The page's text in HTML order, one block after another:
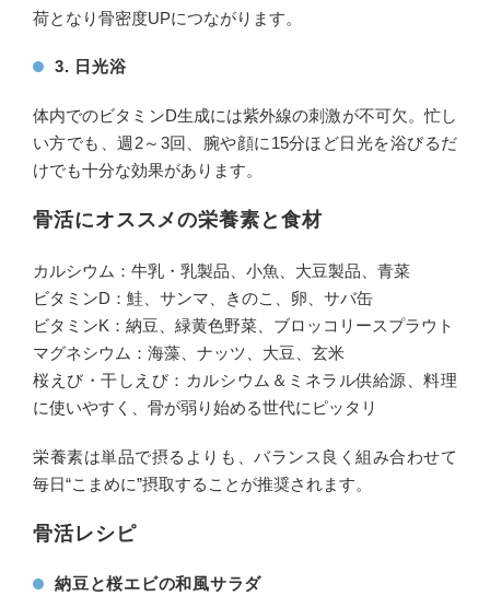
荷となり骨密度UPにつながります。
3. 日光浴
体内でのビタミンD生成には紫外線の刺激が不可欠。忙し
い方でも、週2～3回、腕や顔に15分ほど日光を浴びるだ
けでも十分な効果があります。
骨活にオススメの栄養素と食材
カルシウム：牛乳・乳製品、小魚、大豆製品、青菜
ビタミンD：鮭、サンマ、きのこ、卵、サバ缶
ビタミンK：納豆、緑黄色野菜、ブロッコリースプラウト
マグネシウム：海藻、ナッツ、大豆、玄米
桜えび・干しえび：カルシウム＆ミネラル供給源、料理
に使いやすく、骨が弱り始める世代にピッタリ
栄養素は単品で摂るよりも、バランス良く組み合わせて
毎日“こまめに”摂取することが推奨されます。
骨活レシピ
納豆と桜エビの和風サラダ